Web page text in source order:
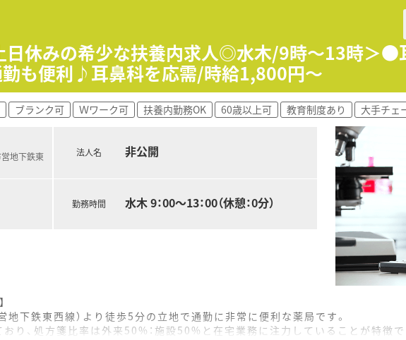
すいため、プライベートを大切にしたい方に最適といえます。
修制度のもとで、薬剤師として着実に成長したい方にお勧めです。
一転新しい環境でのスタートを切りたい方にぴったりの職場です。
調剤薬剤師職能拡大休暇なども取得できるため充実しています。
大手ならではの福利厚生が非常に充実しており生活が潤います。
り、ライフステージが変わっても安心して長く働き続けられます。
日休みの希少な扶養内求人◎水木/9時～13時＞●
勤も便利♪耳鼻科を応需/時給1,800円～
ブランク可 Ｗワーク可 扶養内勤務OK 60歳以上可 教育制度あり 大手チェ
地下鉄東 法人名 非公開
勤務時間 水木 9：00～13：00（休憩：0分）
地下鉄東西線）より徒歩5分の立地で通勤に非常に便利な薬局です。
り、処方箋比率は外来50%：施設50%と在宅業務に注力していることが特徴で